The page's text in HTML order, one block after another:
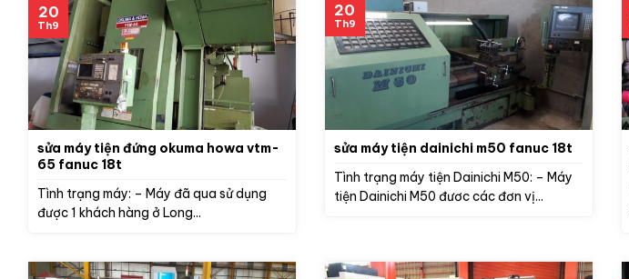
sửa máy tiện đứng okuma howa vtm-
65 fanuc 18t
Tình trạng máy: – Máy đã qua sử dụng
được 1 khách hàng ở Long...
20
Th9
sửa máy tiện dainichi m50 fanuc 18t
Tình trạng máy tiện Dainichi M50: – Máy
tiện Dainichi M50 đươc các đơn vị...
20
Th9